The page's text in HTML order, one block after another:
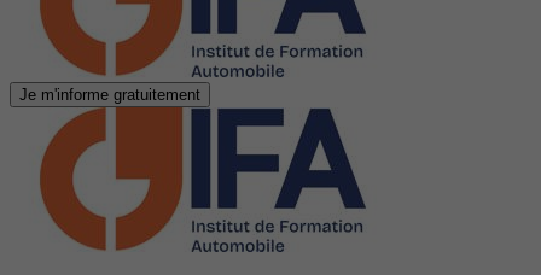
Je m'informe gratuitement